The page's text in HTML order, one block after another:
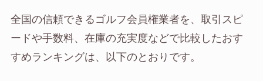
全国の信頼できるゴルフ会員権業者を、取引スピ
ードや手数料、在庫の充実度などで比較したおす
すめランキングは、以下のとおりです。